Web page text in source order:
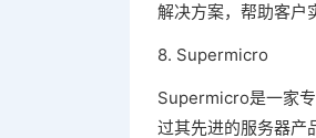
解决方案，帮助客户
8. Supermicro
Supermicro是一家
过其先进的服务器产